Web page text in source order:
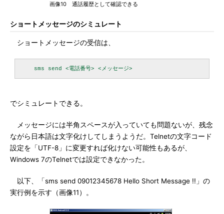
画像10 通話履歴として確認できる
ショートメッセージのシミュレート
ショートメッセージの受信は、
でシミュレートできる。
メッセージには半角スペースが入っていても問題ないが、残念
ながら日本語は文字化けしてしまうようだ。Telnetの文字コード
設定を「UTF-8」に変更すれば化けない可能性もあるが、
Windows 7のTelnetでは設定できなかった。
以下、「sms send 09012345678 Hello Short Message !!」の
実行例を示す（画像11）。